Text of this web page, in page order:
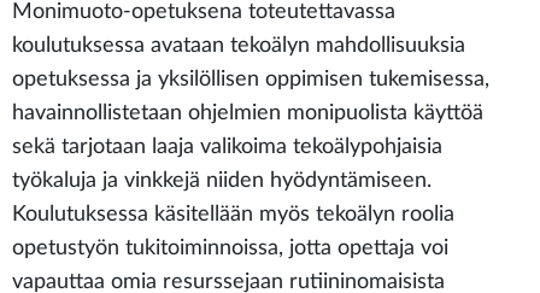
Monimuoto-opetuksena toteutettavassa
koulutuksessa avataan te koälyn mahdollisuuksia
opetuksessa ja yksilöllisen oppimisen tukemisessa,
havainnollistetaan ohjelmien monipuolista käyttöä
sekä tarjotaan laaja valikoima tekoälypohjaisia
työkaluja ja vinkkejä niiden hyödyntämiseen.
Koulutu ksessa käsitellään myös tekoälyn roolia
opetustyön tukitoiminnoissa, jotta opettaja voi
vapauttaa omia resurssejaan rutiininomaisista